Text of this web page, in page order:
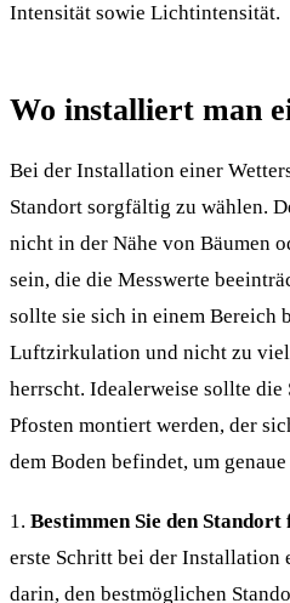
Intensität sowie Lichtintensität.
Wo installiert man
Bei der Installation einer
Standort sorgfältig zu wählen.
nicht in der Nähe von Bäumen
sein, die die Messwerte
sollte sie sich in einem Bereich
Luftzirkulation und nicht zu
herrscht. Idealerweise sollte die
Pfosten montiert werden, der
dem Boden befindet, um
1. Bestimmen Sie den
erste Schritt bei der Installation
darin, den bestmöglichen